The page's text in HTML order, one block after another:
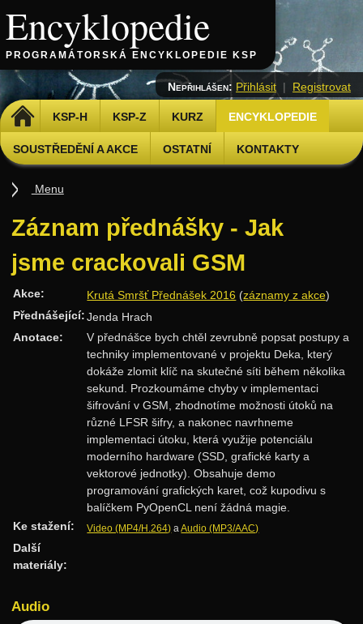
Encyklopedie
PROGRAMÁTORSKÁ ENCYKLOPEDIE KSP
DOMŮ KSP-H KSP-Z KURZ ENCYKLOPEDIE
SOUSTŘEDĚNÍ A AKCE OSTATNÍ KONTAKTY
Nepřihlášen: Přihlásit | Registrovat
Záznam přednášky - Jak
jsme crackovali GSM
Akce: Krutá Smršť Přednášek 2016 (záznamy z akce)
Přednášející: Jenda Hrach
Anotace:
V přednášce bych chtěl zevrubně popsat postupy a
techniky implementované v projektu Deka, který
dokáže zlomit klíč na skutečné síti během několika
sekund. Prozkoumáme chyby v implementaci
šifrování v GSM, zhodnotíme možnosti útoků na
různé LFSR šifry, a nakonec navrhneme
implementaci útoku, která využije potenciálu
moderního hardware (SSD, grafické karty a
vektorové jednotky). Obsahuje demo
programování grafických karet, což kupodivu s
balíčkem PyOpenCL není žádná magie.
Ke stažení:
Video (MP4/H.264) aAudio (MP3/AAC)
Další
materiály:
Audio
Menu
Základní algoritmy
Složitost
Algoritmizační techniky
Binární vyhledávání
Dynamické programování
Datové struktury
Vyhledávací stromy
Halda a cesty
Intervalové stromy
Algoritmy